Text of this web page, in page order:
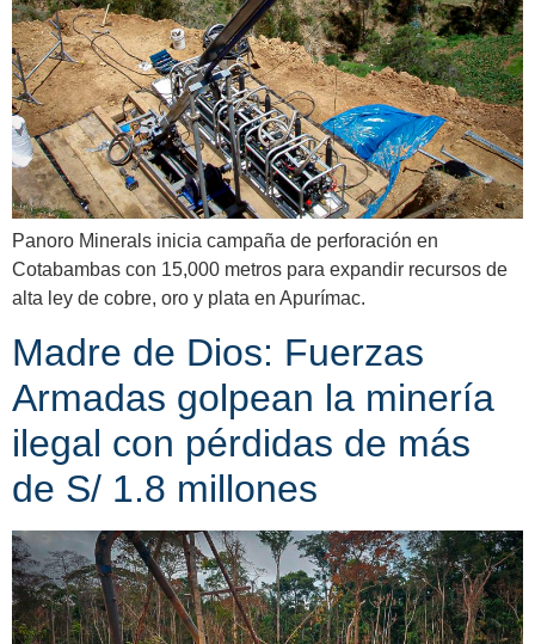
Panoro Minerals inicia campaña de perforación en
Cotabambas con 15,000 metros para expandir recursos de
alta ley de cobre, oro y plata en Apurímac.
Madre de Dios: Fuerzas
Armadas golpean la minería
ilegal con pérdidas de más
de S/ 1.8 millones